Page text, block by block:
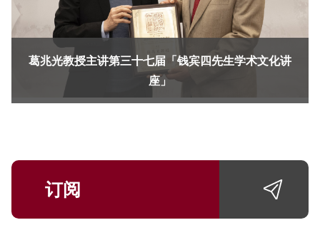
葛兆光教授主讲第三十七届「钱宾四先生学术文化讲
座」
订阅